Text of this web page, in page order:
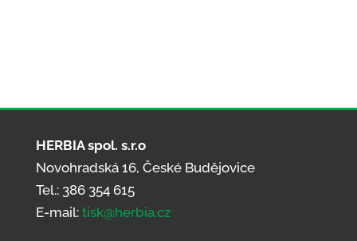
HERBIA spol. s.r.o
Novohradská 16, České Budějovice
Tel.: 386 354 615
E-mail: tisk@herbia.cz